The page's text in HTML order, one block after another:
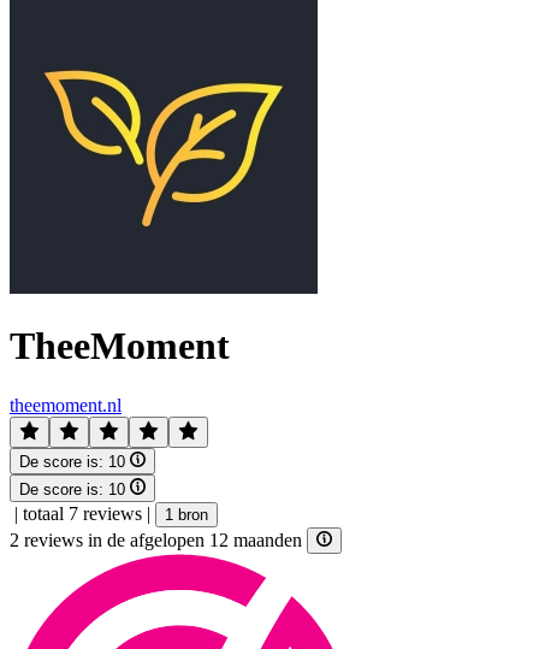
TheeMoment
theemoment.nl
De score is: 10
De score is: 10
| totaal 7 reviews | 1 bron
2 reviews in de afgelopen 12 maanden